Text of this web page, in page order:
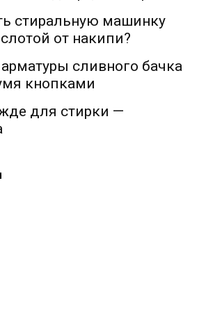
стиральную машинку
от накипи?
сливного бачка
кнопками
для стирки —